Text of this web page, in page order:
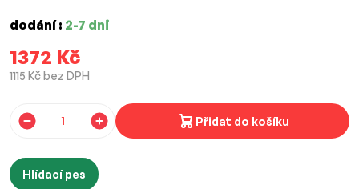
dodání : 2-7 dni
1372 Kč
1115 Kč bez DPH
Přidat do košíku
Hlídací pes